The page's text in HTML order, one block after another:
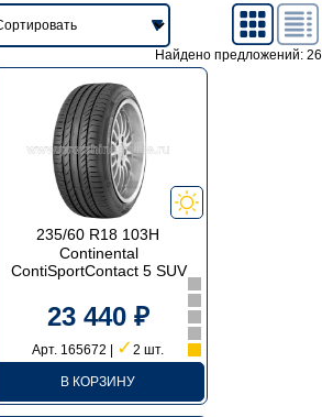
Найдено предложений: 26
235/60 R18 103H
Continental
ContiSportContact 5 SUV
23 440 ₽
Арт. 165672 | ✓2 шт.
В КОРЗИНУ